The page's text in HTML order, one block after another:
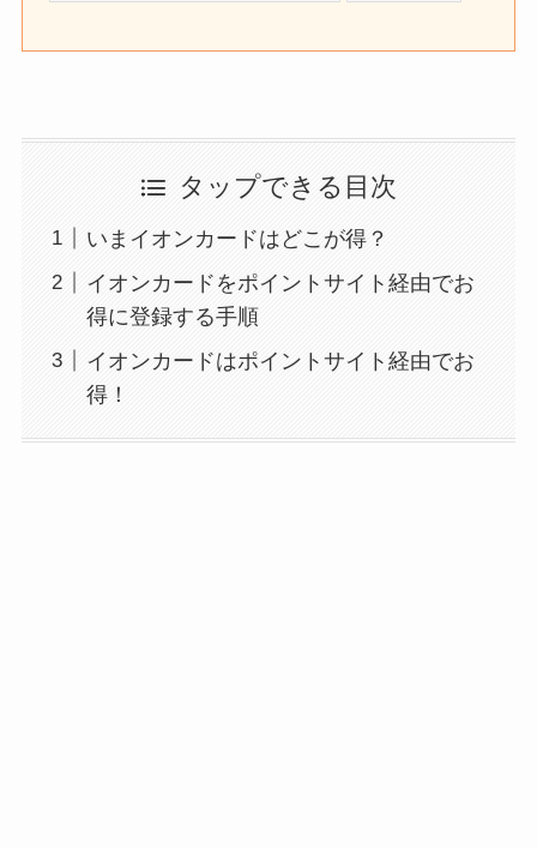
タップできる目次
いまイオンカードはどこが得？
イオンカードをポイントサイト経由でお
得に登録する手順
イオンカードはポイントサイト経由でお
得！